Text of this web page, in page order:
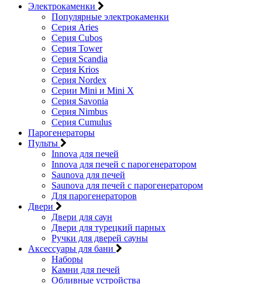
Электрокаменки
Популярные электрокаменки
Серия Aries
Серия Cubos
Серия Tower
Серия Scandia
Серия Krios
Серия Nordex
Серии Mini и Mini X
Серия Savonia
Серия Nimbus
Серия Cumulus
Парогенераторы
Пульты
Innova для печей
Innova для печей с парогенератором
Saunova для печей
Saunova для печей с парогенератором
Для парогенераторов
Двери
Двери для саун
Двери для турецкий парных
Ручки для дверей сауны
Аксессуары для бани
Наборы
Камни для печей
Обливные устройства